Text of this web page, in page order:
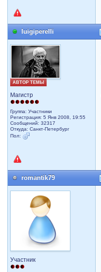
luigiperelli
АВТОР ТЕМЫ
Магистр
Группа: Участники
Регистрация: 5 Янв 2008, 19:55
Сообщений: 32317
Откуда: Санкт-Петербург
Пол:
romantik79
Участник